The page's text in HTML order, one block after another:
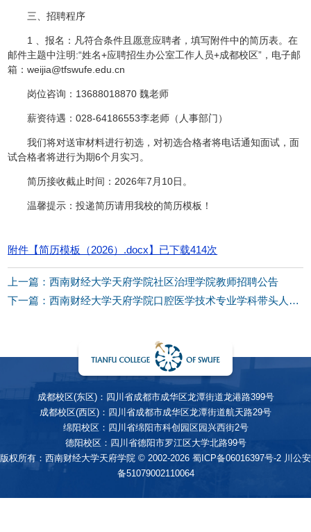
三、招聘程序
1 、报名：凡符合条件且愿意应聘者，填写附件中的简历表。在
邮件主题中注明:“姓名+应聘招生办公室工作人员+成都校区”，电子邮
箱：weijia@tfswufe.edu.cn
岗位咨询：13688018870 魏老师
薪资待遇：028-64186553李老师（人事部门）
我们将对送审材料进行初选，对初选合格者将电话通知面试，面
试合格者将进行为期6个月实习。
简历接收截止时间：2026年7月10日。
温馨提示：投递简历请用我校的简历模板！
附件【简历模板（2026）.docx】已下载414次
上一篇：西南财经大学天府学院社区治理学院教师招聘公告
下一篇：西南财经大学天府学院口腔医学技术专业学科带头人（负责人）及专任教师招聘公告
成都校区(东区)：四川省成都市成华区龙潭街道龙港路399号
成都校区(西区)：四川省成都市成华区龙潭街道航天路29号
绵阳校区：四川省绵阳市科创园区园兴西街2号
德阳校区：四川省德阳市罗江区大学北路99号
版权所有：西南财经大学天府学院 © 2002-2026 蜀ICP备06016397号-2 川公安
备51079002110064